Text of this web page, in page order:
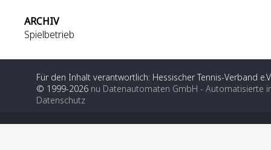
ARCHIV
Spielbetrieb
Für den Inhalt verantwortlich: Hessischer Tennis-Verband
© 1999-2026 nu Datenautomaten GmbH - Automatisierte
Datenschutz